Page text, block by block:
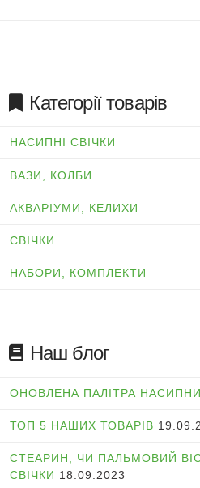
Категорії товарів
НАСИПНІ СВІЧКИ
ВАЗИ, КОЛБИ
АКВАРІУМИ, КЕЛИХИ
СВІЧКИ
НАБОРИ, КОМПЛЕКТИ
Наш блог
ОНОВЛЕНА ПАЛІТРА
ТОП 5 НАШИХ ТОВАРІВ
СТЕАРИН, ЧИ ПАЛЬМОВИЙ
СВІЧКИ 18.09.2023